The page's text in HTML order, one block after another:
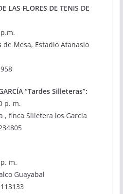
LAS FLORES DE TENIS DE
de Mesa, Estadio Atanasio
“Tardes Silleteras”:
p. m.
, ﬁnca Silletera los Garcia
m.
Guayabal